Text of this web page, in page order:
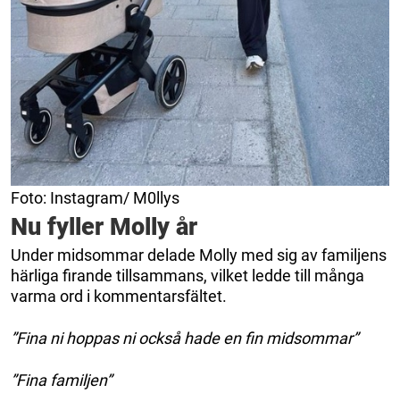
Foto: Instagram/ M0llys
Nu fyller Molly år
Under midsommar delade Molly med sig av familjens
härliga firande tillsammans, vilket ledde till många
varma ord i kommentarsfältet.
”Fina ni hoppas ni också hade en fin midsommar”
”Fina familjen”